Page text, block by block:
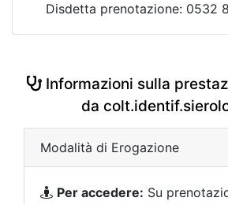
Disdetta prenotazione: 0532
Informazioni sulla
da
Modalità di Erogazione
Per accedere: Su